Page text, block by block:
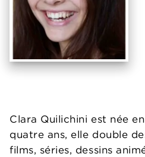
Clara Quilichini est née
quatre ans, elle double
films, séries, dessins